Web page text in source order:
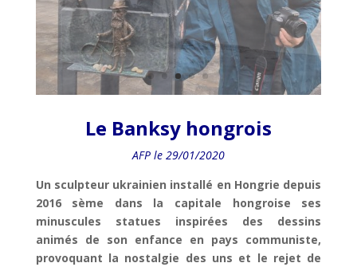
Le Banksy hongrois
AFP le 29/01/2020
Un sculpteur ukrainien installé en Hongrie depuis
2016 sème dans la capitale hongroise ses
minuscules statues inspirées des dessins
animés de son enfance en pays communiste,
provoquant la nostalgie des uns et le rejet de